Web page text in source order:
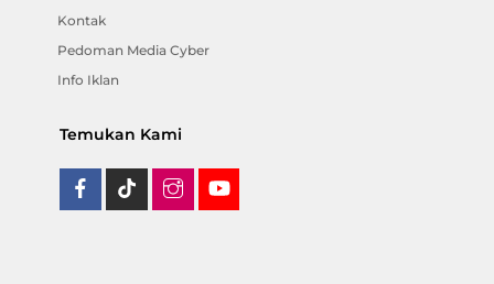
Kontak
Pedoman Media Cyber
Info Iklan
Temukan Kami